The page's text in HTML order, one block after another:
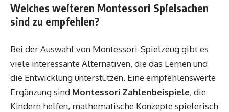
Welches weiteren Montessori Spielsachen
sind zu empfehlen?
Bei der Auswahl von Montessori-Spielzeug gibt es
viele interessante Alternativen, die das Lernen und
die Entwicklung unterstützen. Eine empfehlenswerte
Ergänzung sind Montessori Zahlenbeispiele, die
Kindern helfen, mathematische Konzepte spielerisch